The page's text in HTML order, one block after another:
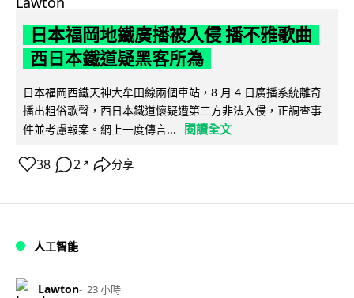
日本福岡地鐵廣播被入侵 播不雅歌曲
西日本鐵道疑黑客所為
日本福岡西鐵天神大牟田線兩個車站，8 月 4 日廣播系統離奇
播出粗俗歌聲，西日本鐵道懷疑遭第三方非法入侵，正調查事
件並考慮報案。網上一度傳言...
閱讀全文
38 2 ↗ 分享
人工智能
Lawton 23 小時